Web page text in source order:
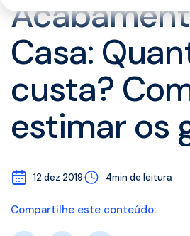
Casa:
custa?
estimar os
12 dez 2019 4min de leitura
Compartilhe este conteúdo: